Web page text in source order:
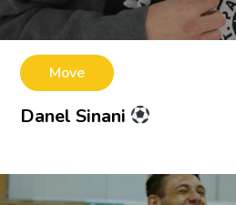
Stadt
Kontakt
Move
Danel Sinani